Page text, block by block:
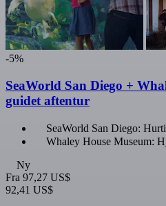
-5%
SeaWorld San Diego +
guidet aftentur
SeaWorld San Diego:
Whaley House Museum:
Ny
Fra 97,27 US$
92,41 US$